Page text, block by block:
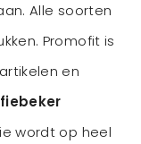
Alle soorten
Promofit is
en
wordt op heel